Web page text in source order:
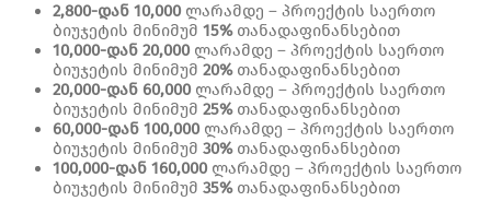
2,800-დან 10,000 ლარამდე – პროექტის საერთო
ბიუჯეტის მინიმუმ 15%თანადაფინანსებით
10,000-დან 20,000 ლარამდე – პროექტის საერთო
ბიუჯეტის მინიმუმ 20%თანადაფინანსებით
20,000-დან 60,000 ლარამდე – პროექტის საერთო
ბიუჯეტის მინიმუმ 25%თანადაფინანსებით
60,000-დან 100,000 ლარამდე – პროექტის საერთო
ბიუჯეტის მინიმუმ 30%თანადაფინანსებით
100,000-დან 160,000 ლარამდე – პროექტის საერთო
ბიუჯეტის მინიმუმ 35%თანადაფინანსებით